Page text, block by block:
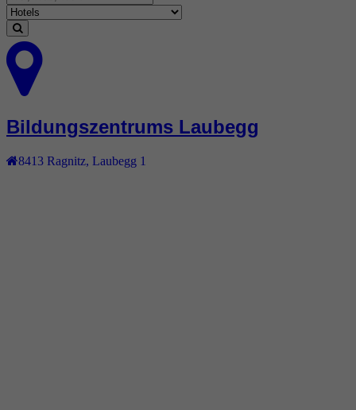
Bildungszentrums Laubegg
8413 Ragnitz Laubegg 1